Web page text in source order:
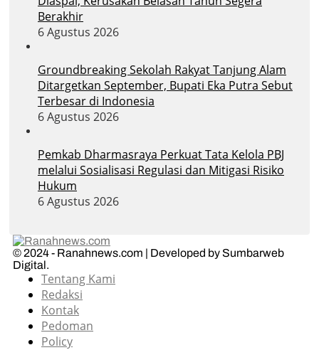
Berakhir
6 Agustus 2026
Groundbreaking Sekolah Rakyat Tanjung Alam
Ditargetkan September, Bupati Eka Putra Sebut
Terbesar di Indonesia
6 Agustus 2026
Pemkab Dharmasraya Perkuat Tata Kelola PBJ
melalui Sosialisasi Regulasi dan Mitigasi Risiko
Hukum
6 Agustus 2026
© 2024 - Ranahnews.com | Developed by Sumbarweb
Digital.
Tentang Kami
Redaksi
Kontak
Pedoman
Policy